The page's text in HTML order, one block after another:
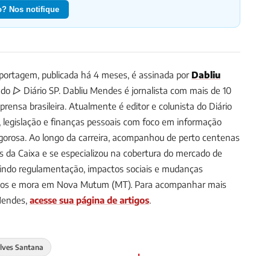
Nos notifique
publicada há 4 meses, é assinada por Dabliu
▷ Diário SP. Dabliu Mendes é jornalista com mais de 10
brasileira. Atualmente é editor e colunista do Diário
legislação e finanças pessoais com foco em informação
Ao longo da carreira, acompanhou de perto centenas
da Caixa e se especializou na cobertura do mercado de
regulamentação, impactos sociais e mudanças
e mora em Nova Mutum (MT). Para acompanhar mais
acesse sua página de artigos.
Santana